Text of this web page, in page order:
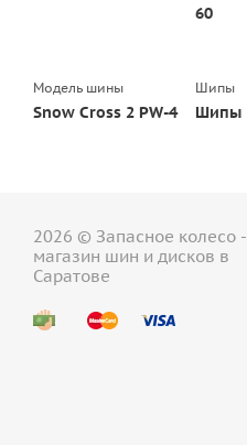
60
Модель шины
Snow Cross 2 PW-4
Шипы
Шипы
2026 © Запасное колесо -
магазин шин и дисков в
Саратове